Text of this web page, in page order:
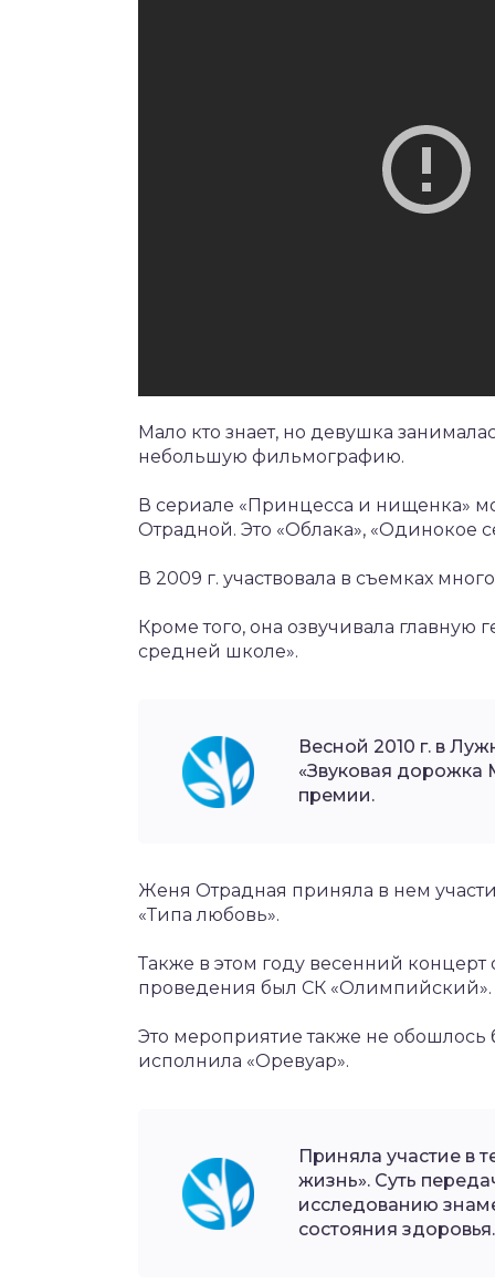
Мало кто знает, но девушка
небольшую фильмографию.
В сериале «Принцесса и нищенка»
Отрадной. Это «Облака», «Одинокое
В 2009 г. участвовала в съемках
Кроме того, она озвучивала
средней школе».
Весной 2010 г. в
«Звуковая
премии.
Женя Отрадная приняла в нем
«Типа любовь».
Также в этом году весенний
проведения был СК «Олимпийский».
Это мероприятие также не
исполнила «Оревуар».
Приняла участие в
жизнь». Суть
исследованию
состояния здоровья.